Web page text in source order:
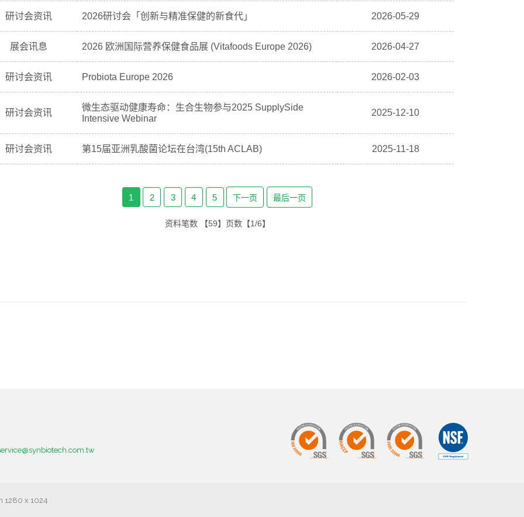
研讨会资讯 2026研讨会「创新与精准保健的新食代」 2026-05-29
展会讯息 2026 欧洲国际营养保健食品展 (Vitafoods Europe 2026) 2026-04-27
研讨会资讯 Probiota Europe 2026 2026-02-03
研讨会资讯
微生态驱动健康寿命：生合生物参与2025 SupplySide
Intensive Webinar
2025-12-10
研讨会资讯 第15届亚洲乳酸菌论坛在台湾(15th ACLAB) 2025-11-18
1 2 3 4 5 下一页 最后一页
资料笔数 【59】 页数【1/6】
1280 x 1024